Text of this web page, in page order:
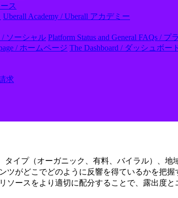
ス
Uberall Academy / Uberall アカデミー
/ ソーシャル Platform Status and General FAQs /
/ ホームページ The Dashboard / ダッシュボー
求
タイプ（オーガニック、有料、バイラル）、
がどこでどのように反響を得ているかを把
ースをより適切に配分することで、露出度と